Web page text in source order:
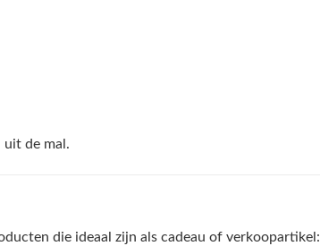
de mal.
die ideaal zijn als cadeau of verkoopartikel: